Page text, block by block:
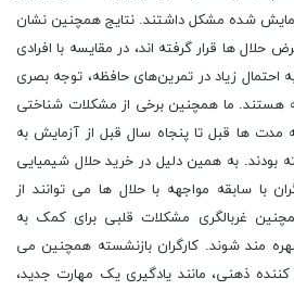
شده مشکل داشتند. نتایج همچنین نشان
حلال‌ ها قرار گرفته‌ اند، در مقایسه با افرادی
احتمال زیاد در تمرین‌های حافظه، توجه بصری
هستند. ما همچنین برخی از مشکلات شناختی
مدت ها قبل تا پنجاه سال قبل از آزمایش به
به همین دلیل در خرید حلال شیمیایی
با سابقه مواجهه با حلال ها می توانند از
غربالگری مشکلات قلبی برای کمک به
مند شوند. کارگران بازنشسته همچنین می
ذهنی، مانند یادگیری یک مهارت جدید،